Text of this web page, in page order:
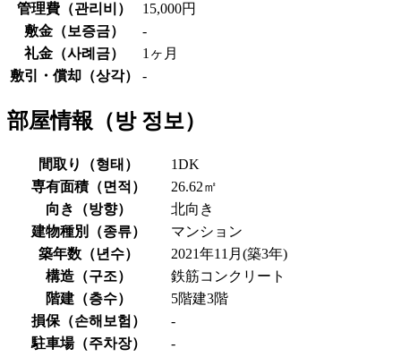
管理費（관리비 ）
15,000円
敷金（보증금）
-
礼金（사례금）
1ヶ月
敷引・償却（상각） -
部屋情報（방 정보）
間取り（형태 ）
1DK
専有面積（면적 ）
26.62㎡
向き（방향）
北向き
建物種別（종류）
マンション
築年数（년수）
2021年11月(築3年)
構造（구조）
鉄筋コンクリート
階建（층수）
5階建3階
損保（손해보험 ）
-
駐車場（주차장）
-